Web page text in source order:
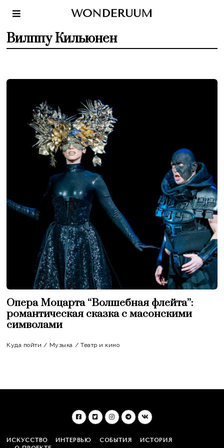
WONDERUUM
Вилппу Кильюнен
Опера Моцарта “Волшебная флейта”:
романтическая сказка с масонскими
символами
Куда пойти / Музыка / Театр и кино
ИСКУССТВО ИНТЕРВЬЮ СОБЫТИЯ
ИСТОРИЯ